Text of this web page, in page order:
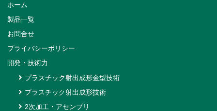
ホーム
製品一覧
お問合せ
プライバシーポリシー
開発・技術力
プラスチック射出成形金型技術
プラスチック射出成形技術
2次加工・アセンブリ